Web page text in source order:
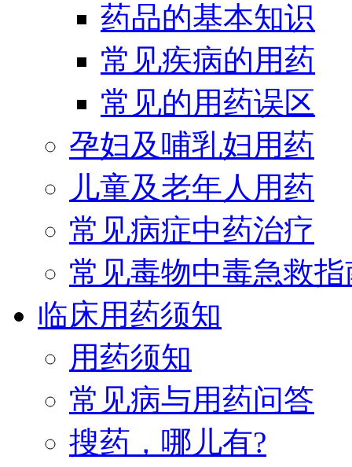
药品的基本知识
常见疾病的用药
常见的用药误区
孕妇及哺乳妇用药
儿童及老年人用药
常见病症中药治疗
常见毒物中毒急救指
临床用药须知
用药须知
常见病与用药问答
搜药，哪儿有?